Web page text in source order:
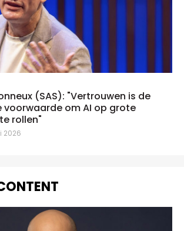
(SAS): "Vertrouwen is de
voorwaarde om AI op grote
rollen"
2026